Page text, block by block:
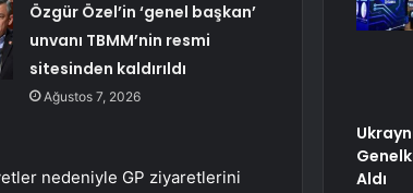
Özgür Özel’in ‘genel başkan’
unvanı TBMM’nin resmi
sitesinden kaldırıldı
Ağustos 7, 2026
nedeniyle GP ziyaretlerini
Aldı